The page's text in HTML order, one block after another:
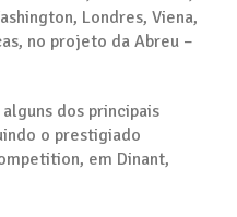
Londres, Viena,
no projeto da Abreu –
dos principais
o prestigiado
em Dinant,